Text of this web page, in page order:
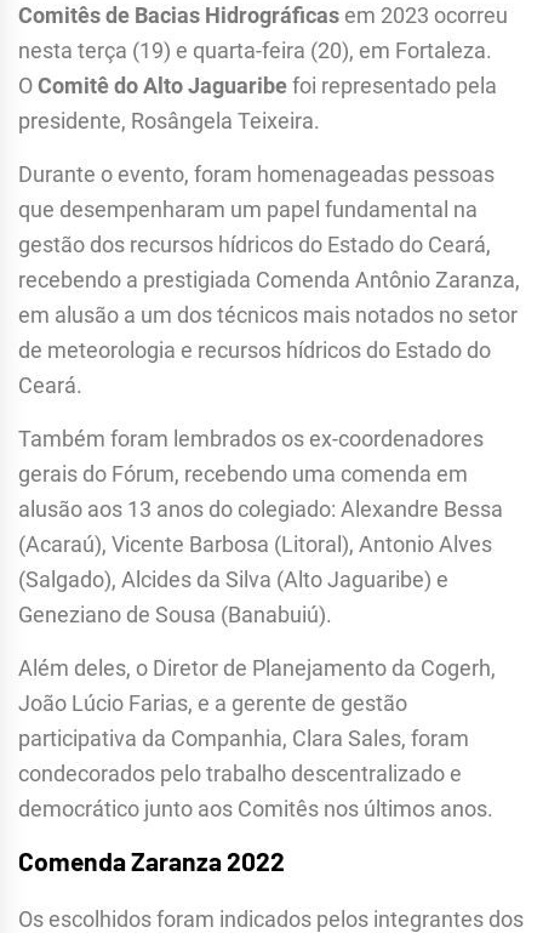
Comitês de Bacias Hidrográficas em 2023 ocorreu
nesta terça (19) e quarta-feira (20), em Fortaleza.
OComitê do Alto Jaguaribefoi representado pela
presidente, Rosângela Teixeira.
Durante o evento, foram homenageadas pessoas
que desempenharam um papel fundamental na
gestão dos recursos hídricos do Estado do Ceará,
recebendo a prestigiada Comenda Antônio Zaranza,
em alusão a um dos técnicos mais notados no setor
de meteorologia e recursos hídricos do Estado do
Ceará.
Também foram lembrados os ex-coordenadores
gerais do Fórum, recebendo uma comenda em
alusão aos 13 anos do colegiado: Alexandre Bessa
(Acaraú), Vicente Barbosa (Litoral), Antonio Alves
(Salgado), Alcides da Silva (Alto Jaguaribe) e
Geneziano de Sousa (Banabuiú).
Além deles, o Diretor de Planejamento da Cogerh,
João Lúcio Farias, e a gerente de gestão
participativa da Companhia, Clara Sales, foram
condecorados pelo trabalho descentralizado e
democrático junto aos Comitês nos últimos anos.
Comenda Zaranza 2022
Os escolhidos foram indicados pelos integrantes dos